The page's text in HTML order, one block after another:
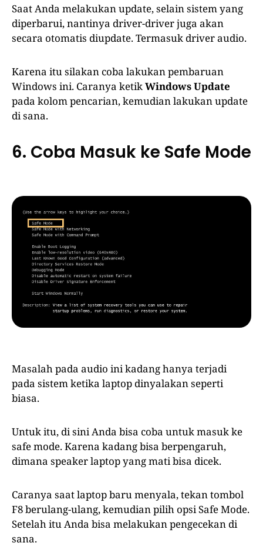
Saat Anda melakukan update, selain sistem yang
diperbarui, nantinya driver-driver juga akan
secara otomatis diupdate. Termasuk driver audio.
Karena itu silakan coba lakukan pembaruan
Windows ini. Caranya ketikWindows Update
pada kolom pencarian, kemudian lakukan update
di sana.
6. Coba Masuk ke Safe Mode
Masalah pada audio ini kadang hanya terjadi
pada sistem ketika laptop dinyalakan seperti
biasa.
Untuk itu, di sini Anda bisa coba untuk masuk ke
safe mode. Karena kadang bisa berpengaruh,
dimana speaker laptop yang mati bisa dicek.
Caranya saat laptop baru menyala, tekan tombol
F8 berulang-ulang, kemudian pilih opsi Safe Mode.
Setelah itu Anda bisa melakukan pengecekan di
sana.